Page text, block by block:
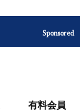
Sponsored
有料会員